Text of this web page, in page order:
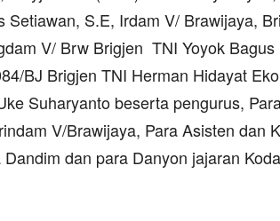
Setiawan, S.E, Irdam V/ Brawijaya,
V/ Brw Brigjen TNI Yoyok
BJ Brigjen TNI Herman Hidayat
Suharyanto beserta pengurus,
V/Brawijaya, Para Asisten dan
Dandim dan para Danyon jajaran